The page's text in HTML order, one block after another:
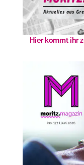
Hier kommt ihr